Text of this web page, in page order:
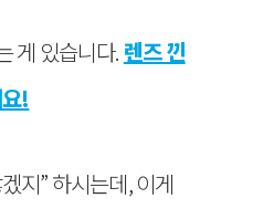
게 있습니다. 렌즈 낀
!
지” 하시는데, 이게